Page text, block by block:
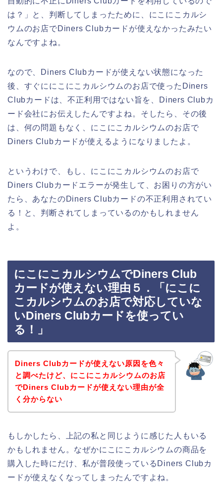
は？」と、判断してしまったために、にこにこカルシ
ウムのお店でDiners Clubカードが使えなかったみたい
なんですよね。
なので、Diners Clubカードが使えない状態になった
後、すぐににこにこカルシウムのお店で使ったDiners
Clubカードは、不正利用ではない旨を、Diners Clubカ
ード会社にお伝えしたんですよね。そしたら、その後
は、何の問題もなく、にこにこカルシウムのお店で
Diners Clubカードが使えるようになりましたよ。
というわけで、もし、にこにこカルシウムのお店で
Diners Clubカードエラーが発生して、お困りの方がい
たら、あなたのDiners Clubカードの不正利用されてい
る！と、判断されてしまっているのかもしれません
よ。
にこにこカルシウムでDiners Club
カードが使えない理由５．「にこに
こカルシウムのお店で対応していな
いDiners Clubカードを使ってい
る！」
Diners Clubカードが使えない原因を色々
と調べたけど、にこにこカルシウムのお店
でDiners Clubカードが使えない理由が全
く分からない
もしかしたら、上記の私と同じように感じた人もいる
かもしれません。なぜかにこにこカルシウムの商品を
購入した時にだけ、私が普段使っているDiners Clubカ
ードが使えなくなってしまったんですよね。